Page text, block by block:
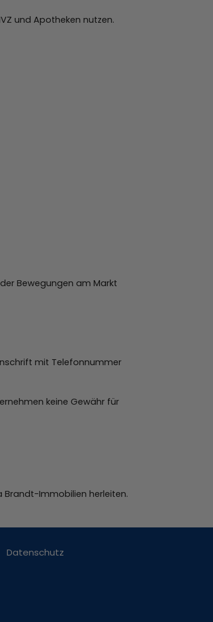
und Apotheken nutzen.
Bewegungen am Markt
mit Telefonnummer
keine Gewähr für
Brandt-Immobilien herleiten.
Datenschutz